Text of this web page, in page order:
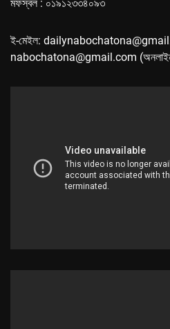
মফস্বল : ০১৯১২৩৩৪০৯৩
ই-মেইল:
nabochatona@gmail.com